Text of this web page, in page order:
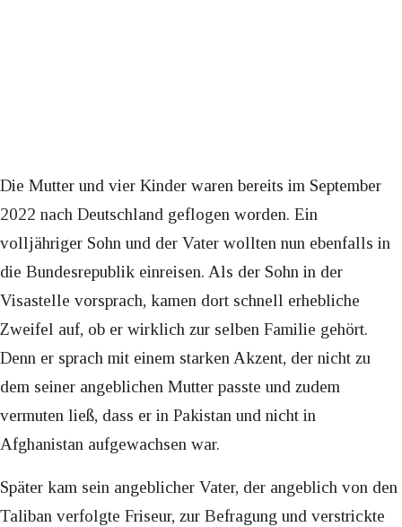
Die Mutter und vier Kinder waren bereits im September
2022 nach Deutschland geflogen worden. Ein
volljähriger Sohn und der Vater wollten nun ebenfalls in
die Bundesrepublik einreisen. Als der Sohn in der
Visastelle vorsprach, kamen dort schnell erhebliche
Zweifel auf, ob er wirklich zur selben Familie gehört.
Denn er sprach mit einem starken Akzent, der nicht zu
dem seiner angeblichen Mutter passte und zudem
vermuten ließ, dass er in Pakistan und nicht in
Afghanistan aufgewachsen war.
Später kam sein angeblicher Vater, der angeblich von den
Taliban verfolgte Friseur, zur Befragung und verstrickte